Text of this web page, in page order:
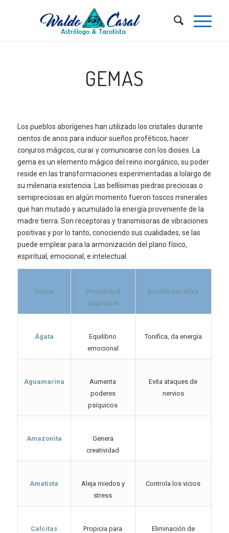
GEMAS
Los pueblos aborígenes han utilizado los cristales durante
cientos de anos para inducir sueños proféticos, hacer
conjuros mágicos, curar y comunicarse con los dioses. La
gema es un elemento mágico del reino inorgánico, su poder
reside en las transformaciones experimentadas a lolargo de
su milenaria existencia. Las bellísimas piedras preciosas o
semipreciosas en algún momento fueron toscos minerales
que han mutado y acumulado la energía proveniente de la
madre tierra. Son receptoras y transmisoras de vibraciones
positivas y por lo tanto, conociendo sus cualidades, se las
puede emplear para la armonización del plano físico,
espiritual, emocional, e intelectual.
Gema
Propiedad
espiritual
Acción curativa
Ágata
Equilibrio
emocional
Tonifica, da energía
Aguamarina
Aumenta
poderes
psíquicos
Evita ataques de
nervios
Amazonita
Genera
creatividad
Amatista
Aleja miedos y
stress
Controla los vicios
Calcitas
Propicia para
Eliminación de